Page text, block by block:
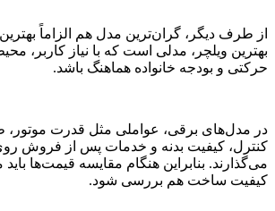
از طرف دیگر، گران‌ترین مدل هم الزاماً
بهترین ویلچر، مدلی است که با نیاز کاربر،
حرکتی و بودجه خانواده هماهنگ باشد.
در مدل‌های برقی، عواملی مثل قدرت موتور،
کنترل، کیفیت بدنه و خدمات پس از فروش
می‌گذارند. بنابراین هنگام مقایسه قیمت‌ها
کیفیت ساخت هم بررسی شود.